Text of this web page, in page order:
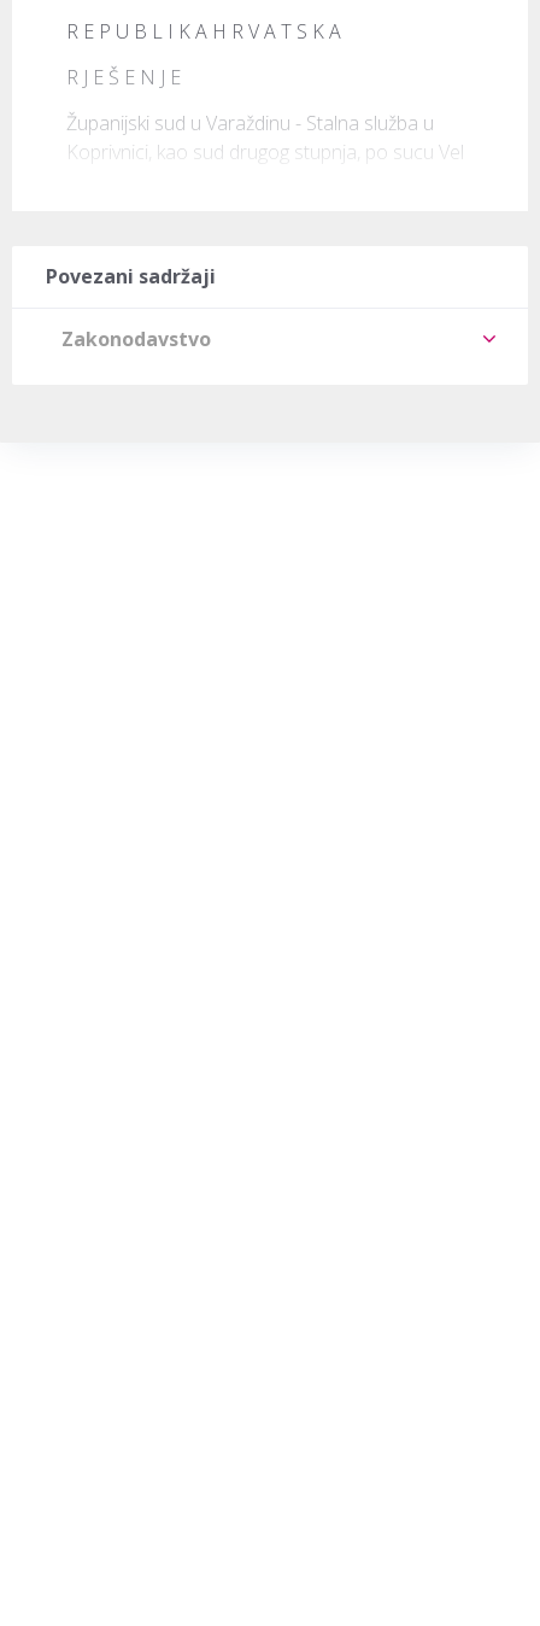
R E P U B L I K A H R V A T S K A
R J E Š E N J E
Županijski sud u Varaždinu - Stalna služba u
Koprivnici, kao sud drugog stupnja, po sucu Vel
Povezani sadržaji
Zakonodavstvo